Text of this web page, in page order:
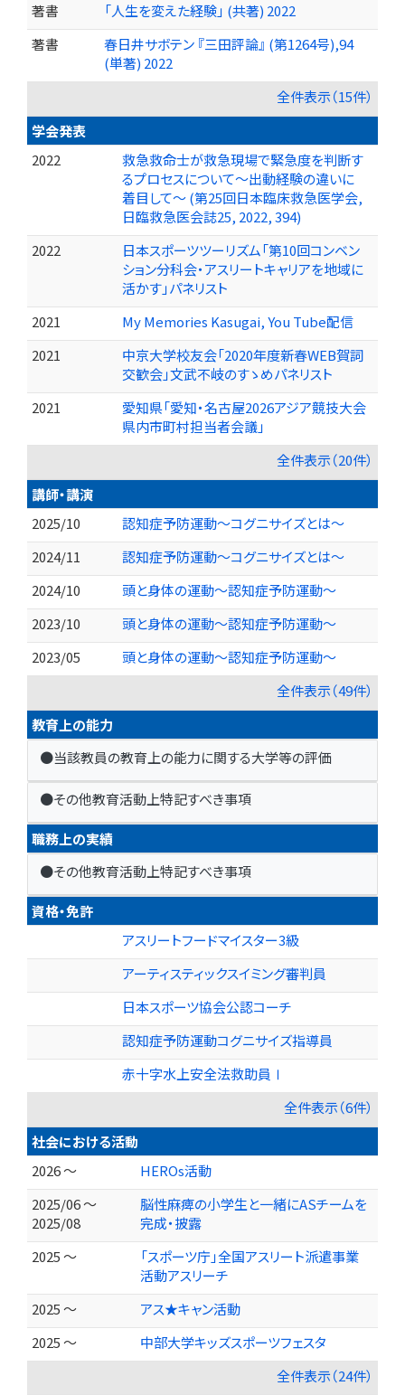
著書
「人生を変えた経験」 (共著) 2022
著書
春日井サボテン 『三田評論』 (第1264号),94
(単著) 2022
全件表示（15件）
学会発表
2022
救急救命士が救急現場で緊急度を判断す
るプロセスについて～出動経験の違いに
着目して～ (第25回日本臨床救急医学会,
日臨救急医会誌25, 2022, 394)
2022
日本スポーツツーリズム「第10回コンベン
ション分科会・アスリートキャリアを地域に
活かす」パネリスト
2021
My Memories Kasugai, You Tube配信
2021
中京大学校友会「2020年度新春WEB賀詞
交歓会」文武不岐のすゝめパネリスト
2021
愛知県「愛知・名古屋2026アジア競技大会
県内市町村担当者会議」
全件表示（20件）
講師・講演
2025/10
認知症予防運動～コグニサイズとは～
2024/11
認知症予防運動～コグニサイズとは～
2024/10
頭と身体の運動～認知症予防運動～
2023/10
頭と身体の運動～認知症予防運動～
2023/05
頭と身体の運動～認知症予防運動～
全件表示（49件）
教育上の能力
●当該教員の教育上の能力に関する大学等の評価
●その他教育活動上特記すべき事項
職務上の実績
●その他教育活動上特記すべき事項
資格・免許
アスリートフードマイスター3級
アーティスティックスイミング審判員
日本スポーツ協会公認コーチ
認知症予防運動コグニサイズ指導員
赤十字水上安全法救助員Ⅰ
全件表示（6件）
社会における活動
2026 ～
HEROs活動
2025/06 ～
2025/08
脳性麻痺の小学生と一緒にASチームを
完成・披露
2025 ～
「スポーツ庁」全国アスリート派遣事業
活動アスリーチ
2025 ～
アス★キャン活動
2025 ～
中部大学キッズスポーツフェスタ
全件表示（24件）